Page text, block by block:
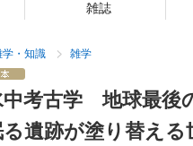
雑誌
学・知識 雑学
中考古学 地球最後
遺跡が塗り替える